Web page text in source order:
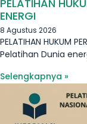
PELATIHAN
ENERGI
8 Agustus 2026
PELATIHAN HUKUM
Pelatihan Dunia
Selengkapnya »